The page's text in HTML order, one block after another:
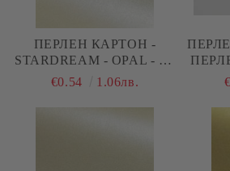
ПЕРЛЕН КАРТОН -
STARDREAM - OPAL - A4
- 285 G/M²
€0.54 1.06лв.